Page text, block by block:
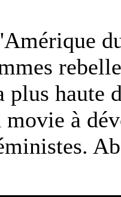
plus haute
à